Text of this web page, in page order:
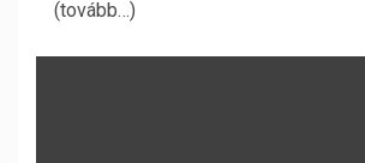
(tovább…)